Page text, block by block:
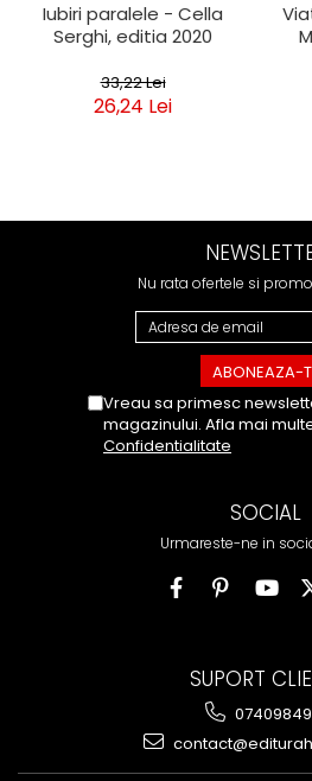
Iubiri paralele - Cella
Serghi, editia 2020
33,22 Lei
26,24 Lei
Nu rata ofertele si
Vreau sa primesc
magazinului. Afla mai
Confidentialitate
SOCIAL
Urmareste-ne in
SUPORT